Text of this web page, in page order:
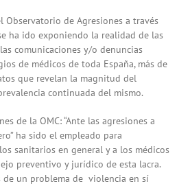
Observatorio de Agresiones a través
ha ido exponiendo la realidad de las
comunicaciones y/o denuncias
de médicos de toda España, más de
que revelan la magnitud del
continuada del mismo.
de la OMC: “Ante las agresiones a
ha sido el empleado para
sanitarios en general y a los médicos
preventivo y jurídico de esta lacra.
de un problema de violencia en sí